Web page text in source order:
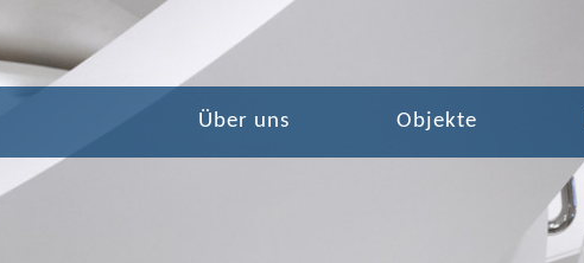
Über uns Objekte